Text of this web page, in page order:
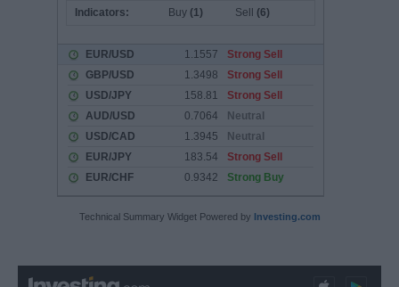
Technical Summary Widget Powered by Investing.com